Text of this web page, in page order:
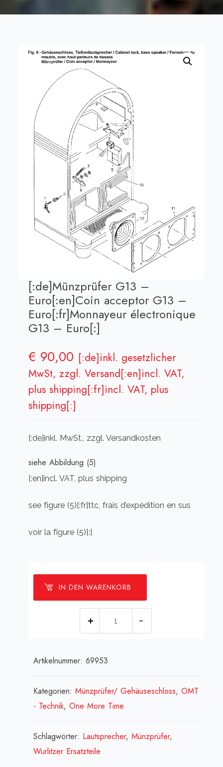
[:de]Münzprüfer G13 –
Euro[:en]Coin acceptor G13 –
Euro[:fr]Monnayeur électronique
G13 – Euro[:]
€ 90,00 [:de]inkl. gesetzlicher
MwSt, zzgl. Versand[:en]incl. VAT,
plus shipping[:fr]incl. VAT, plus
shipping[:]
[:de]inkl. MwSt., zzgl. Versandkosten
siehe Abbildung (5)
[:en]incl. VAT, plus shipping
see figure (5)[:fr]ttc, frais d’expédition en sus
voir la figure (5)[:]
IN DEN WARENKORB
Euro[:en]Coin
G13
-
électronique
G13
Artikelnummer:69953
Kategorien:Münzprüfer/ Gehäuseschloss,OMT
- Technik,One More Time
Schlagwörter: Lautsprecher,Münzprüfer,
Wurlitzer Ersatzteile